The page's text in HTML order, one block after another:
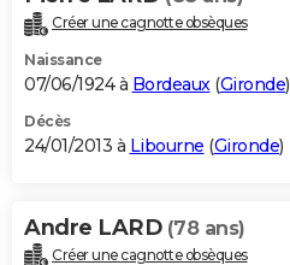
Créer une cagnotte obsèques
Naissance
07/06/1924 à Bordeaux (Gironde)
Décès
24/01/2013 à Libourne (Gironde)
Andre LARD (78 ans)
Créer une cagnotte obsèques